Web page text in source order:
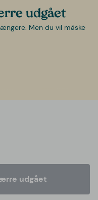
udgået
Men du vil måske
udgået